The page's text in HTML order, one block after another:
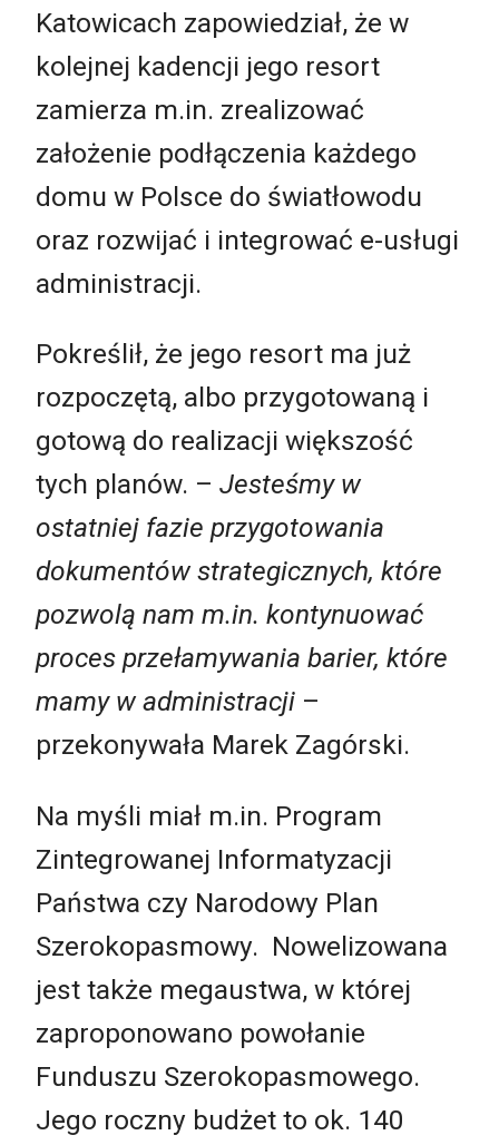
Katowicach zapowiedział, że w
kolejnej kadencji jego resort
zamierza m.in. zrealizować
założenie podłączenia każdego
domu w Polsce do światłowodu
oraz rozwijać i integrować e-usługi
administracji.
Pokreślił, że jego resort ma już
rozpoczętą, albo przygotowaną i
gotową do realizacji większość
tych planów. – Jesteśmy w
ostatniej fazie przygotowania
dokumentów strategicznych, które
pozwolą nam m.in. kontynuować
proces przełamywania barier, które
mamy w administracji –
przekonywała Marek Zagórski.
Na myśli miał m.in. Program
Zintegrowanej Informatyzacji
Państwa czy Narodowy Plan
Szerokopasmowy. Nowelizowana
jest także megaustwa, w której
zaproponowano powołanie
Funduszu Szerokopasmowego.
Jego roczny budżet to ok. 140